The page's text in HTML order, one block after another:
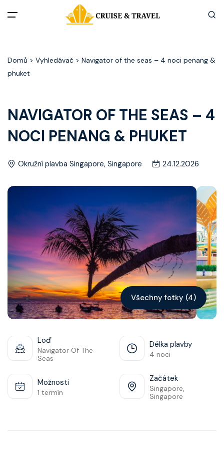
Akční nabídky
Zážitky z plaveb
Kontakt
Vyhledat plavbu
Domů > Vyhledávač > Navigator of the seas – 4 noci penang &
phuket
NAVIGATOR OF THE SEAS – 4
NOCI PENANG & PHUKET
Okružní plavba Singapore, Singapore 24.12.2026
Všechny fotky (4)
Loď
Navigator Of The
Seas
Délka plavby
4 noci
Možnosti
1 termín
Začátek
Singapore,
Singapore